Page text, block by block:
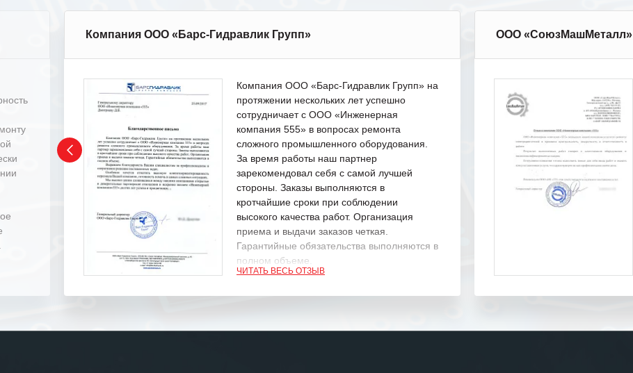
Компания ООО «Барс-Гидравлик Групп»
Компания ООО «Барс-Гидравлик Групп» на
протяжении нескольких лет успешно
сотрудничает с ООО «Инженерная
компания 555» в вопросах ремонта
сложного промышленного оборудования.
За время работы наш партнер
зарекомендовал себя с самой лучшей
стороны. Заказы выполняются в
кротчайшие сроки при соблюдении
высокого качества работ. Организация
приема и выдачи заказов четкая.
Гарантийные обязательства выполняются в
полном объеме.
ЧИТАТЬ ВЕСЬ ОТЗЫВ
ООО «СоюзМашМеталл»